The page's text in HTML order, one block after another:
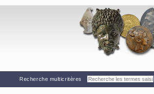
Recherche multicritères